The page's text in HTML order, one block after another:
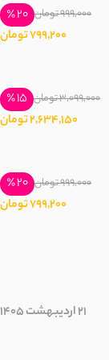
999,000 تومان
20 ٪
799,200 تومان
3,099,000 تومان
15 ٪
2,634,150 تومان
999,000 تومان
20 ٪
799,200 تومان
21 اردیبهشت 1405